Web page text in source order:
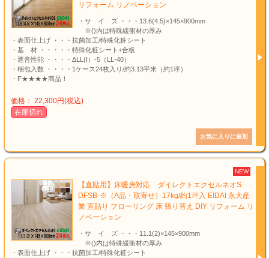
リフォーム リノベーション
・サ イ ズ ・・・13.6(4.5)×145×900mm
※()内は特殊緩衝材の厚み
・表面仕上げ ・・・抗菌加工/特殊化粧シート
・基 材 ・・・・・特殊化粧シート+合板
・遮音性能 ・・・・ΔLL(I）-5（LL-40）
・梱包入数 ・・・・1ケース24枚入り/約3.13平米（約1坪）
・F★★★★商品！
価格： 22,300円(税込)
在庫切れ
NEW
【直貼用】床暖房対応 ダイレクトエクセルネオS
DFSB-※（A品・取寄せ）17kg/約1坪入 EIDAI 永大産
業 直貼り フローリング 床 張り替え DIY リフォーム リ
ノベーション
・サ イ ズ ・・・11.1(2)×145×900mm
※()内は特殊緩衝材の厚み
・表面仕上げ ・・・抗菌加工/特殊化粧シート